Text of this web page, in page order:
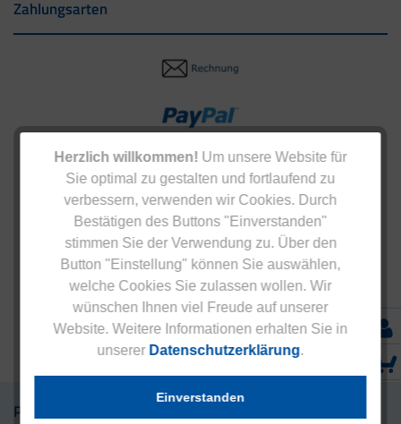
Herzlich willkommen! Um unsere Website für
Sie optimal zu gestalten und fortlaufend zu
verbessern, verwenden wir Cookies. Durch
Bestätigen des Buttons "Einverstanden"
stimmen Sie der Verwendung zu. Über den
Button "Einstellung" können Sie auswählen,
welche Cookies Sie zulassen wollen. Wir
wünschen Ihnen viel Freude auf unserer
Website. Weitere Informationen erhalten Sie in
unserer Datenschutzerklärung.
Einverstanden
Zahlungsarten
Präparate